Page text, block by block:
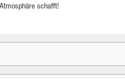
schafft!